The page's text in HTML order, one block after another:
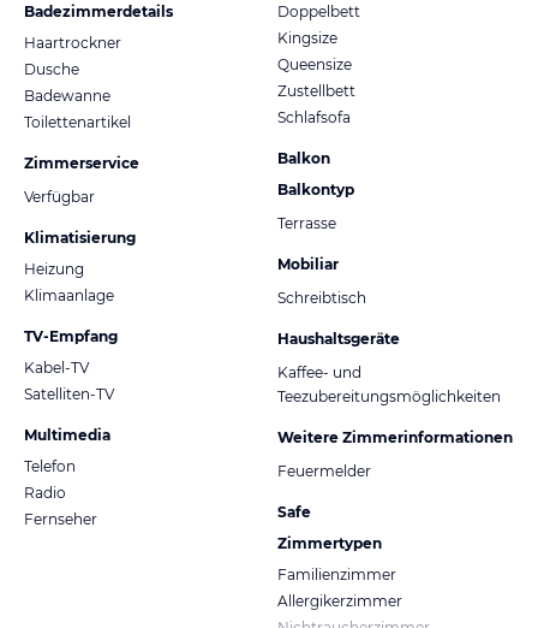
Badezimmerdetails
Haartrockner
Dusche
Badewanne
Toilettenartikel
Zimmerservice
Verfügbar
Klimatisierung
Heizung
Klimaanlage
TV-Empfang
Kabel-TV
Satelliten-TV
Multimedia
Telefon
Radio
Fernseher
Doppelbett
Kingsize
Queensize
Zustellbett
Schlafsofa
Balkon
Balkontyp
Terrasse
Mobiliar
Schreibtisch
Haushaltsgeräte
Kaffee- und
Teezubereitungsmöglichkeiten
Weitere Zimmerinformationen
Feuermelder
Safe
Zimmertypen
Familienzimmer
Allergikerzimmer